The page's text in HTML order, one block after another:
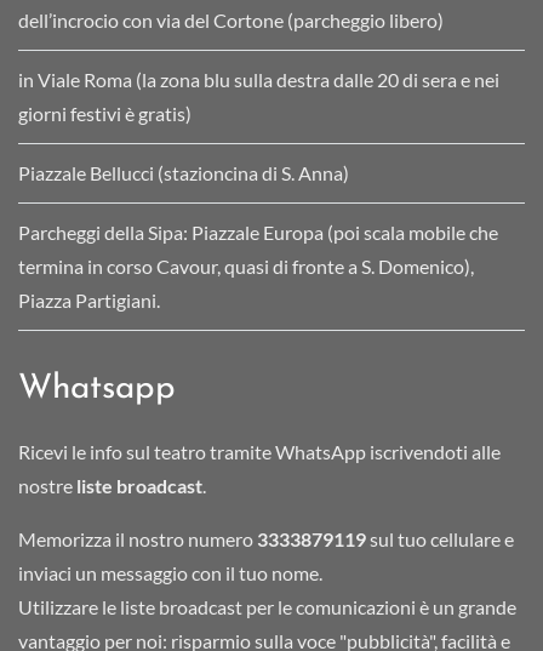
dell’incrocio con via del Cortone (parcheggio libero)
in Viale Roma (la zona blu sulla destra dalle 20 di sera e nei
giorni festivi è gratis)
Piazzale Bellucci (stazioncina di S. Anna)
Parcheggi della Sipa: Piazzale Europa (poi scala mobile che
termina in corso Cavour, quasi di fronte a S. Domenico),
Piazza Partigiani.
Whatsapp
Ricevi le info sul teatro tramite WhatsApp iscrivendoti alle
nostre liste broadcast.
Memorizza il nostro numero 3333879119sul tuo cellulare e
inviaci un messaggio con il tuo nome.
Utilizzare le liste broadcast per le comunicazioni è un grande
vantaggio per noi: risparmio sulla voce "pubblicità", facilità e